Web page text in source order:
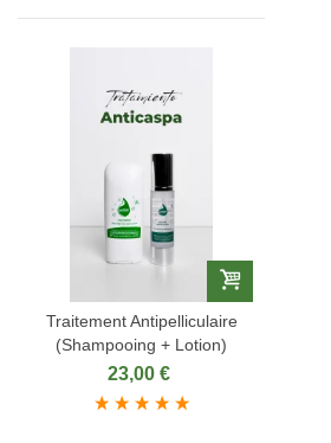
Traitement Antipelliculaire
(Shampooing + Lotion)
23,00 €